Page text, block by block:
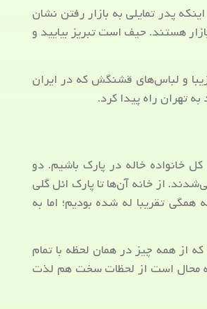
پدر تمایلی به بازار رفتن نشان
هستند. حیف است تبریز بیایید و
و لباس‌های قشنگش که در ایران
تهران راه پیدا کرد.
خانواده خاله در پارک باشیم. دو
از خانه آن‌ها تا پارک ائل گلی
تقریبا له شده بودیم؛ اما به
از همه چیز در همان لحظه با تمام
محال است از لحظات سخت هم لذت